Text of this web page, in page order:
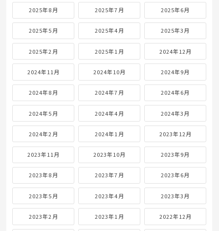
2025年8月 2025年7月 2025年6月
2025年5月 2025年4月 2025年3月
2025年2月 2025年1月 2024年12月
2024年11月 2024年10月 2024年9月
2024年8月 2024年7月 2024年6月
2024年5月 2024年4月 2024年3月
2024年2月 2024年1月 2023年12月
2023年11月 2023年10月 2023年9月
2023年8月 2023年7月 2023年6月
2023年5月 2023年4月 2023年3月
2023年2月 2023年1月 2022年12月